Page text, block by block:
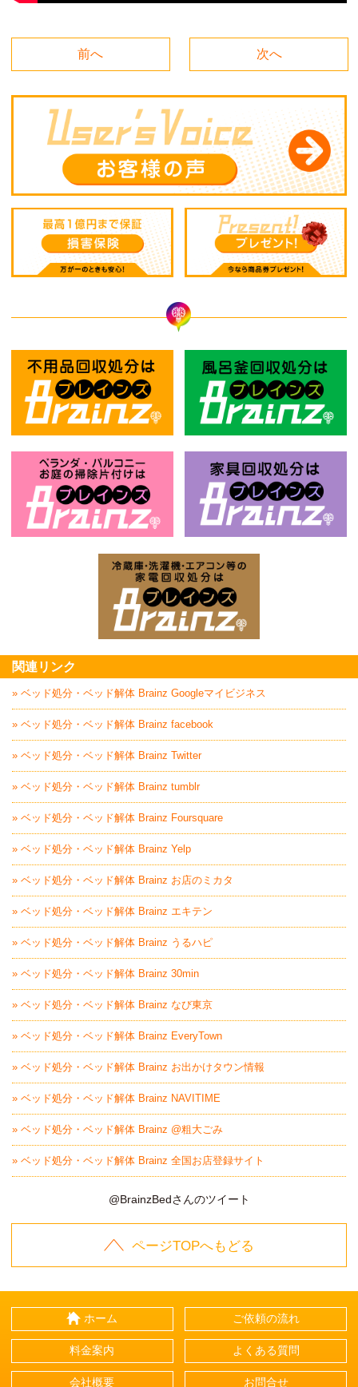
前へ 次へ
関連リンク
» ベッド処分・ベッド解体 Brainz Googleマイビジネス
» ベッド処分・ベッド解体 Brainz facebook
» ベッド処分・ベッド解体 Brainz Twitter
» ベッド処分・ベッド解体 Brainz tumblr
» ベッド処分・ベッド解体 Brainz Foursquare
» ベッド処分・ベッド解体 Brainz Yelp
» ベッド処分・ベッド解体 Brainz お店のミカタ
» ベッド処分・ベッド解体 Brainz エキテン
» ベッド処分・ベッド解体 Brainz うるハピ
» ベッド処分・ベッド解体 Brainz 30min
» ベッド処分・ベッド解体 Brainz なび東京
» ベッド処分・ベッド解体 Brainz EveryTown
» ベッド処分・ベッド解体 Brainz お出かけタウン情報
» ベッド処分・ベッド解体 Brainz NAVITIME
» ベッド処分・ベッド解体 Brainz @粗大ごみ
» ベッド処分・ベッド解体 Brainz 全国お店登録サイト
@BrainzBedさんのツイート
ページTOPへもどる
ホーム ご依頼の流れ
料金案内 よくある質問
会社概要 お問合せ